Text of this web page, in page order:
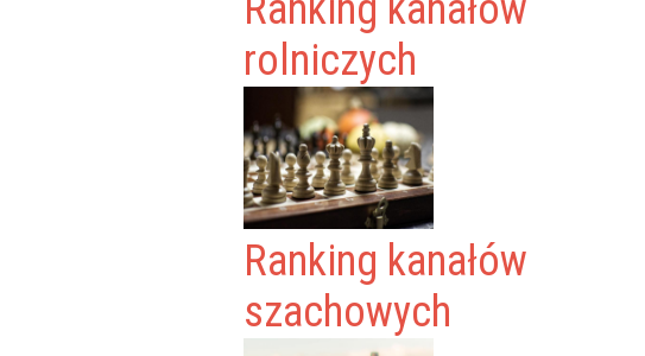
rolniczych
Ranking kanałów
szachowych